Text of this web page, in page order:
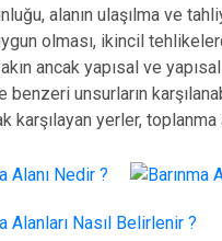
alanın ulaşılma ve
olması, ikincil
ancak yapısal ve
benzeri unsurların
karşılayan yerler,